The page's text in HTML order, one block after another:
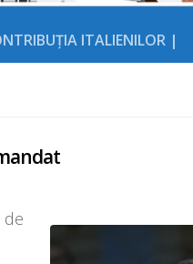
ITALIENILOR |
de